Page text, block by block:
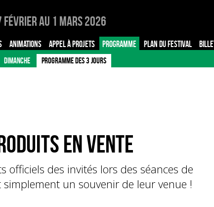
Février au 1 Mars 2026
ANIMATIONS APPEL À PROJETS PROGRAMME PLAN DU FESTIVAL
DIMANCHE PROGRAMME DES 3 JOURS
en vente
officiels des invités lors des séances de
un souvenir de leur venue !